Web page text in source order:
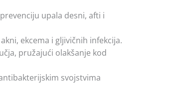
upala desni, afti i
ekcema i gljivičnih infekcija.
pružajući olakšanje kod
svojstvima